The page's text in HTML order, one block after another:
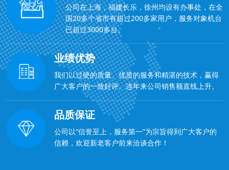
公司在上海，福建长乐，徐州均设有办事处，在全
国20多个省市有超过200多家用户，服务对象机台
已超过3000多台。
业绩优势
我们以过硬的质量、优质的服务和精湛的技术，赢得
广大客户的一致好评。连年来公司销售额直线上升。
品质保证
公司以“信誉至上，服务第一”为宗旨得到广大客户的
信赖，欢迎新老客户前来洽谈合作！